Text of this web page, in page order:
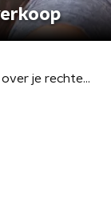
ConsuWijzer geeft tips over je rechten bij telefonische verkoop